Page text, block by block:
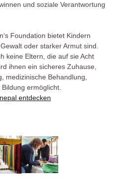
und soziale Verantwortung
Foundation bietet Kindern
oder starker Armut sind.
keine Eltern, die auf sie Acht
ihnen ein sicheres Zuhause,
medizinische Behandlung,
ermöglicht.
entdecken